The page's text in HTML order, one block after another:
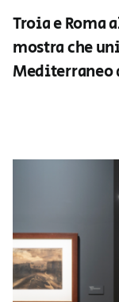
Troia e Roma
mostra che
Mediterraneo